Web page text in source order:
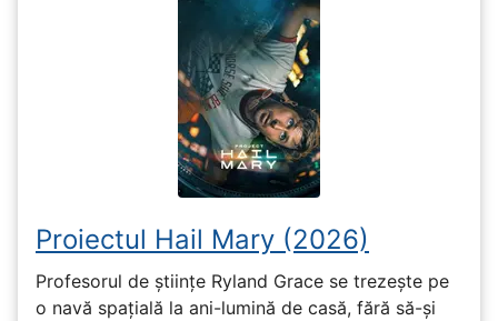
Proiectul Hail Mary (2026)
Profesorul de științe Ryland Grace se trezește pe
o navă spațială la ani-lumină de casă, fără să-și